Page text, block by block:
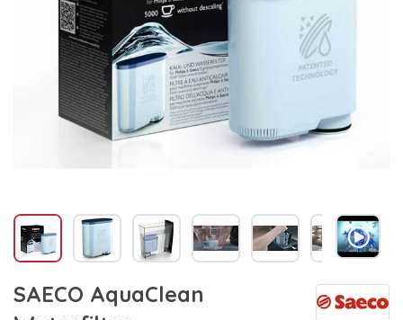
SAECO AquaClean